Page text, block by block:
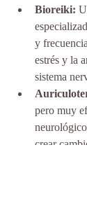
Bioreiki:
y
estrés y la
sistema
pero muy
crear